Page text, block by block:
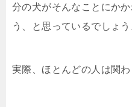
分の犬がそんなことにか
う、と思っているでしょう
実際、ほとんどの人は関